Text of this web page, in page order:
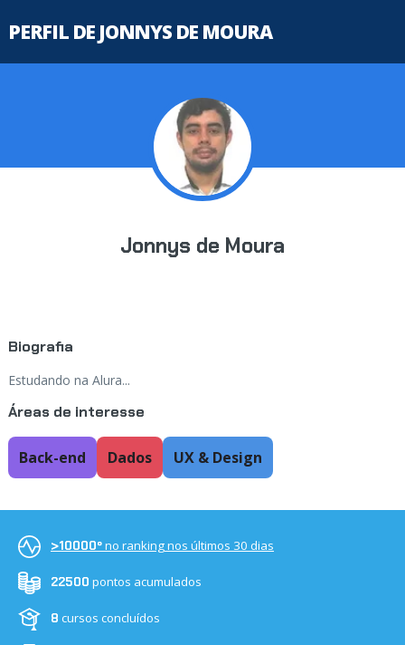
PERFIL DE JONNYS DE MOURA
Jonnys de Moura
Biografia
Estudando na Alura...
Áreas de interesse
Back-end Dados UX & Design
>10000ºno ranking nos últimos 30 dias
22500 pontos acumulados
8 cursos concluídos